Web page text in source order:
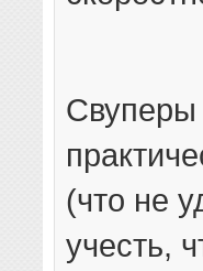
Свуперы
(что не
учесть,